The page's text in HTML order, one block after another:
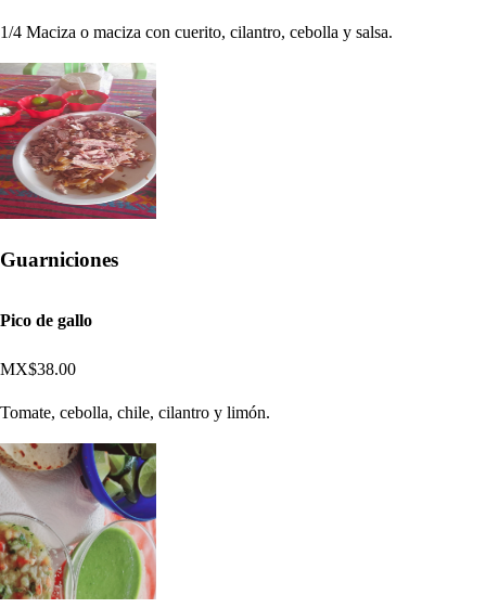
1/4 Maciza o maciza con cuerito, cilantro, cebolla y salsa.
Guarniciones
Pico de gallo
MX$38.00
Tomate, cebolla, chile, cilantro y limón.